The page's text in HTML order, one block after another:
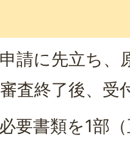
請に先立ち、
査終了後、受
要書類を1部